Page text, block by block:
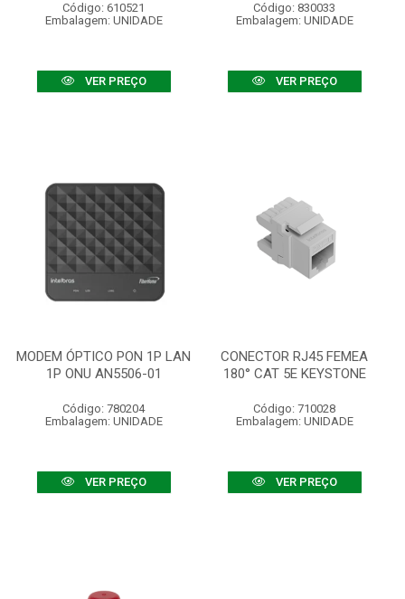
Código: 610521
Embalagem: UNIDADE
VER PREÇO
Código: 830033
Embalagem: UNIDADE
VER PREÇO
MODEM ÓPTICO PON 1P LAN
1P ONU AN5506-01
Código: 780204
Embalagem: UNIDADE
VER PREÇO
CONECTOR RJ45 FEMEA
180° CAT 5E KEYSTONE
Código: 710028
Embalagem: UNIDADE
VER PREÇO